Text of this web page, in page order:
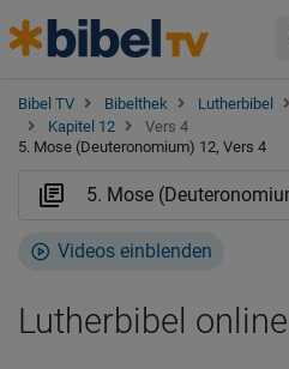
Bibel TV Bibelthek Lutherbibel
Kapitel 12
Vers 4
5. Mose (Deuteronomium) 12, Vers 4
Videos einblenden
Lutherbibel